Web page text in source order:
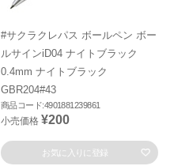
#サクラクレパス ボールペン ボー
ルサインiD04 ナイトブラック
0.4mm ナイトブラック
GBR204#43
商品コード:4901881239861
小売価格 ¥200
お気に入りに登録